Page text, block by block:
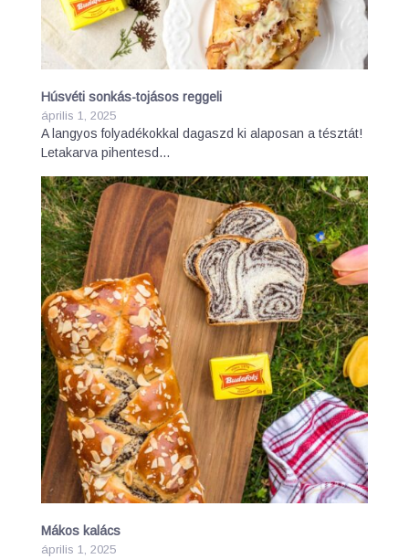
Húsvéti sonkás-tojásos reggeli
április 1, 2025
A langyos folyadékokkal dagaszd ki alaposan a tésztát!
Letakarva pihentesd…
Mákos kalács
április 1, 2025